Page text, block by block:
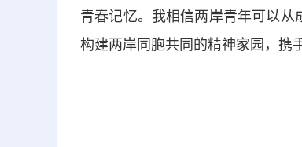
青春记忆。我相信两岸青年可以
构建两岸同胞共同的精神家园，携